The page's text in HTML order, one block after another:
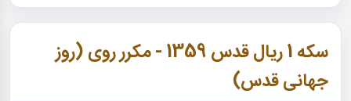
سکه 1 ریال قدس 1359 - مکرر روی (روز
جهانی قدس)